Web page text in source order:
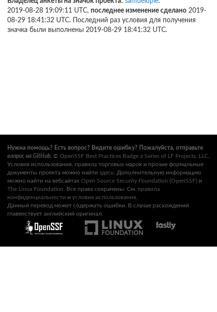
2019-08-28 19:09:11 UTC, последнее изменение сделано 2019-
08-29 18:41:32 UTC. Последний раз условия для получения
значка были выполнены 2019-08-29 18:41:32 UTC.
Нужна помощь? Есть вопрос? Видите ошибку? Пожалуйста, отправьте
вопрос на GitHub. © OpenSSF Best Practices Badge a Series of LF Projects, LLC
Условия использования, правила торговых марок и прочие формальные
документы проекта можно найти здесь . Дополнительную информацию
можно найти на вебсайтах Open Source Security Foundation (OpenSSF) и
The Linux Foundation . Все права сохранены. См. правила
конфиденциальности и условия использования
Данный перевод может содержать ошибки. В случае расхождений
главенствует английский оригинал.